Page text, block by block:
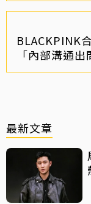
BLACKPINK
「內部溝通出
最新文章